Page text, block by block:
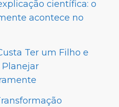
científica: o
acontece no
Ter um Filho e
Planejar